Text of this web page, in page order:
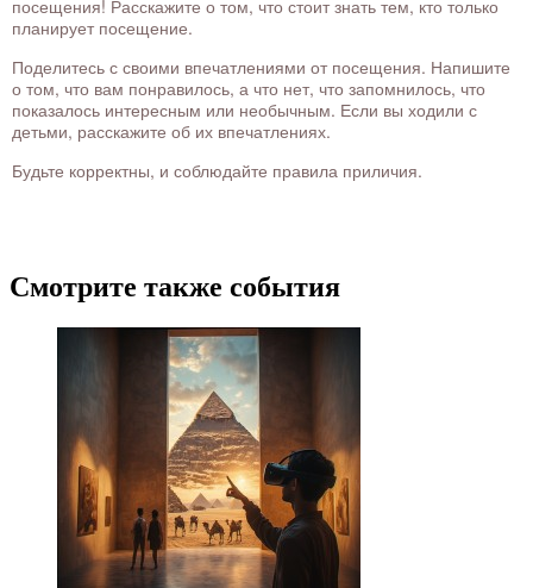
посещения! Расскажите о том, что стоит знать тем, кто только
планирует посещение.
Поделитесь с своими впечатлениями от посещения. Напишите
о том, что вам понравилось, а что нет, что запомнилось, что
показалось интересным или необычным. Если вы ходили с
детьми, расскажите об их впечатлениях.
Будьте корректны, и соблюдайте правила приличия.
Смотрите также события